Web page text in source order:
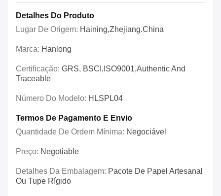
Detalhes Do Produto
Lugar De Origem: Haining,Zhejiang.China
Marca: Hanlong
Certificação: GRS, BSCI,ISO9001,Authentic And
Traceable
Número Do Modelo: HLSPL04
Termos De Pagamento E Envio
Quantidade De Ordem Mínima: Negociável
Preço: Negotiable
Detalhes Da Embalagem: Pacote De Papel Artesanal
Ou Tupe Rígido